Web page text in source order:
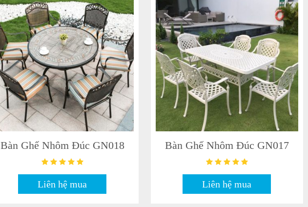
Bàn Ghế Nhôm Đúc GN018
Liên hệ mua
Bàn Ghế Nhôm Đúc GN017
Liên hệ mua